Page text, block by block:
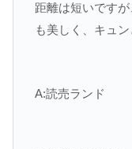
距離は短いです
も美しく、キュン
A:読売ランド